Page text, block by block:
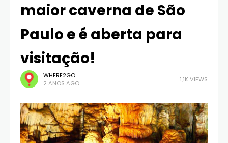
maior caverna de São
Paulo e é aberta para
visitação!
WHERE2GO
2 ANOS AGO
1,1K VIEWS